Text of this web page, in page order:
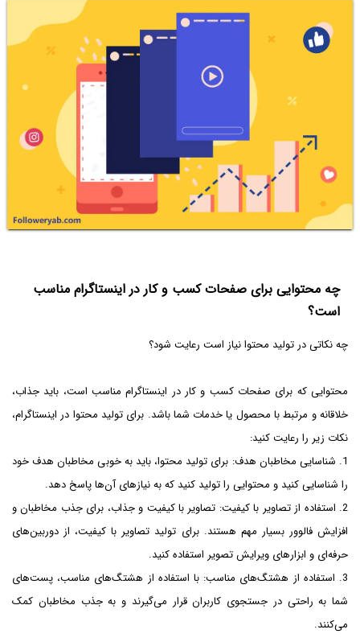
چه محتوایی برای صفحات کسب و کار در اینستاگرام مناسب
است؟
چه نکاتی در تولید محتوا نیاز است رعایت شود؟
محتوایی که برای صفحات کسب و کار در اینستاگرام مناسب است، باید جذاب،
خلاقانه و مرتبط با محصول یا خدمات شما باشد. برای تولید محتوا در اینستاگرام،
نکات زیر را رعایت کنید:
1. شناسایی مخاطبان هدف: برای تولید محتوا، باید به خوبی مخاطبان هدف خود
را شناسایی کنید و محتوایی را تولید کنید که به نیازهای آن‌ها پاسخ دهد.
2. استفاده از تصاویر با کیفیت: تصاویر با کیفیت و جذاب، برای جذب مخاطبان و
افزایش فالوور بسیار مهم هستند. برای تولید تصاویر با کیفیت، از دوربین‌های
حرفه‌ای و ابزارهای ویرایش تصویر استفاده کنید.
3. استفاده از هشتگ‌های مناسب: با استفاده از هشتگ‌های مناسب، پست‌های
شما به راحتی در جستجوی کاربران قرار می‌گیرند و به جذب مخاطبان کمک
می‌کنند.